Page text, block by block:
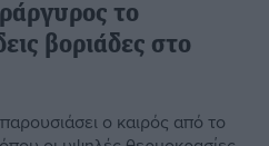
το
βοριάδες στο
ο καιρός από το